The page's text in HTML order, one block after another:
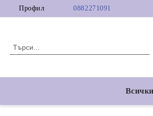
Профил 0882271091